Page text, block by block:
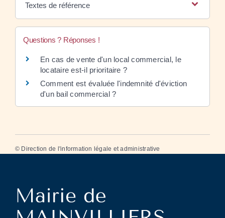
Textes de référence
Questions ? Réponses !
En cas de vente d'un local commercial, le
locataire est-il prioritaire ?
Comment est évaluée l'indemnité d'éviction
d'un bail commercial ?
© Direction de l'information légale et administrative